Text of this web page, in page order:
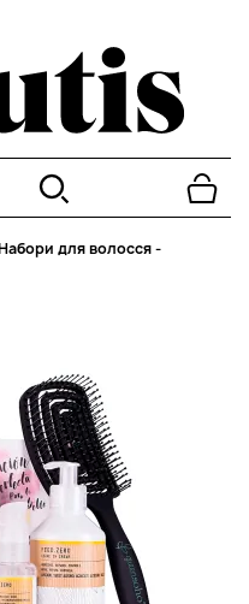
для волосся-